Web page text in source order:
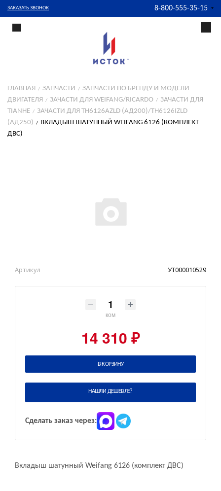
ЗАКАЗАТЬ ЗВОНОК 8-800-555-35-15
ГЛАВНАЯ ЗАПЧАСТИ
ЗАПЧАСТИ ПО БРЕНДУ И МОДЕЛИ
ДВИГАТЕЛЯ
ЗАЧАСТИ ДЛЯ WEIFANG/RICARDO
ЗАЧАСТИ ДЛЯ
TIANHE
ЗАЧАСТИ ДЛЯ TH6126AZLD (АД200)/TH6126IZLD
(АД250)
ВКЛАДЫШ ШАТУННЫЙ WEIFANG 6126 (КОМПЛЕКТ
ДВС)
Артикул УТ000010529
ком
14 310 ₽
В КОРЗИНУ
НАШЛИ ДЕШЕВЛЕ?
Сделать заказ через:
Вкладыш шатунный Weifang 6126 (комплект ДВС)